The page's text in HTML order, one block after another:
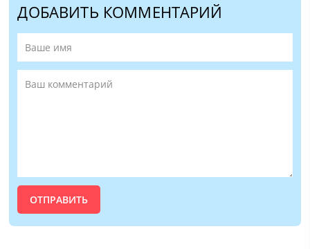
ДОБАВИТЬ КОММЕНТАРИЙ